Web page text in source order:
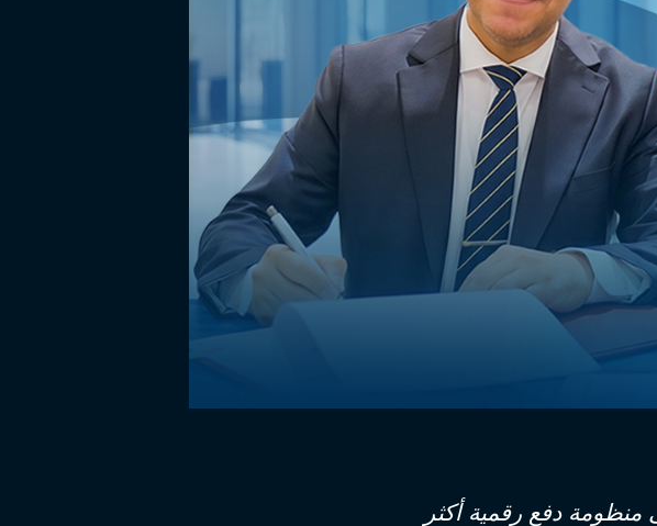
منظومة دفع رقمية أكثر